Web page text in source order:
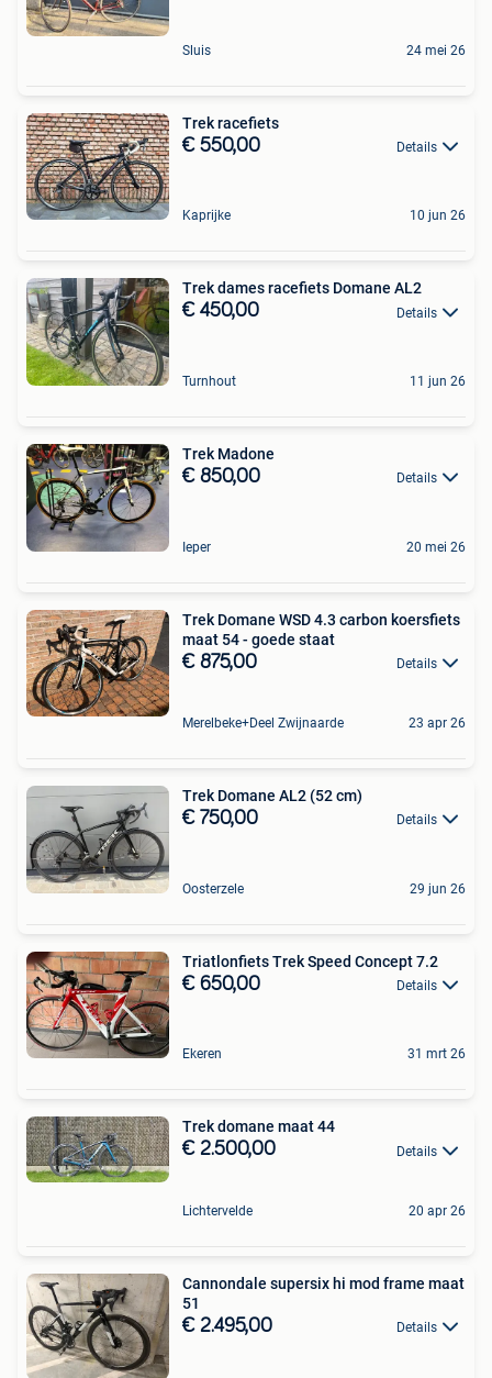
Sluis 24 mei 26
Trek racefiets
€ 550,00 Details
Kaprijke 10 jun 26
Trek dames racefiets Domane AL2
€ 450,00 Details
Turnhout 11 jun 26
Trek Madone
€ 850,00 Details
Ieper 20 mei 26
Trek Domane WSD 4.3 carbon koersfiets
maat 54 - goede staat
€ 875,00 Details
Merelbeke+Deel Zwijnaarde 23 apr 26
Trek Domane AL2 (52 cm)
€ 750,00 Details
Oosterzele 29 jun 26
Triatlonfiets Trek Speed Concept 7.2
€ 650,00 Details
Ekeren 31 mrt 26
Trek domane maat 44
€ 2.500,00 Details
Lichtervelde 20 apr 26
Cannondale supersix hi mod frame maat
51
€ 2.495,00 Details